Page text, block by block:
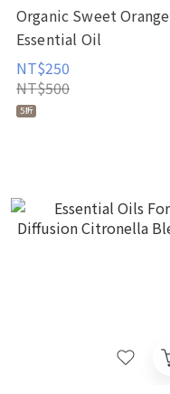
Organic Sweet Orange
Essential Oil
NT$250
NT$500
5折